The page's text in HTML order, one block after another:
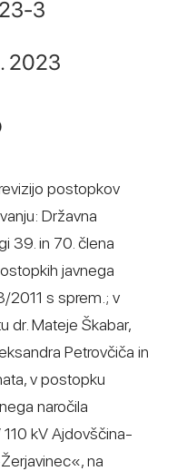
3
2023
postopkov
Državna
39. in 70. člena
javnega
2011 s sprem.; v
dr. Mateje Škabar,
Petrovčiča in
v postopku
naročila
kV Ajdovščina-
na